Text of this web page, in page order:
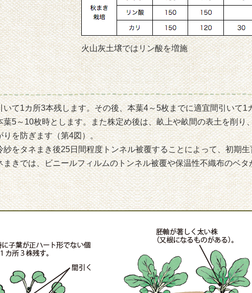
火山灰土壌ではリン酸を増施
て1カ所3本残します。その後、本葉4～5枚までに適宜間引いて1
5～10枚時とします。また株定め後は、畝上や畝間の表土を削り
りを防ぎます（第4図）。
をタネまき後25日間程度トンネル被覆することによって、初期
きでは、ビニールフィルムのトンネル被覆や保温性不織布のベ